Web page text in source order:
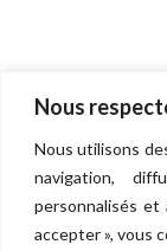
Nous
Nous utilisons
navigation,
personnalisés et
accepter », vous
Groupe hospitalo-
Charles Foix, La
Site Pitié Salpêtrière